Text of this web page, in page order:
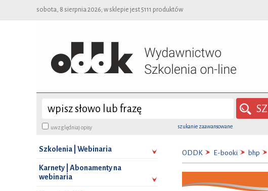
sobota, 8 sierpnia 2026; w sklepie jest 5111 produktów
uwzględniaj opisy szukanie zaawansowane
Szkolenia | Webinaria
Karnety | Abonamenty na
webinaria
ODDK E-booki bhp